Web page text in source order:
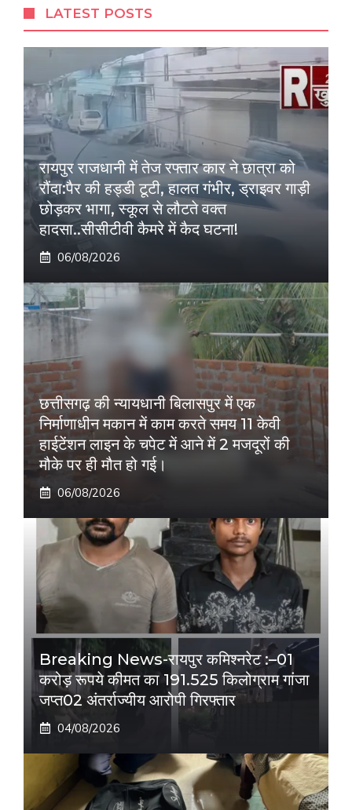
LATEST POSTS
रायपुर राजधानी में तेज रफ्तार कार ने छात्रा को
रौंदा:पैर की हड्डी टूटी, हालत गंभीर, ड्राइवर गाड़ी
छोड़कर भागा, स्कूल से लौटते वक्त
हादसा..सीसीटीवी कैमरे में कैद घटना!
06/08/2026
छत्तीसगढ़ की न्यायधानी बिलासपुर में एक
निर्माणाधीन मकान में काम करते समय 11 केवी
हाईटेंशन लाइन के चपेट में आने में 2 मजदूरों की
मौके पर ही मौत हो गई।
06/08/2026
Breaking News-रायपुर कमिश्नरेट :–01
करोड़ रूपये कीमत का 191.525 किलोग्राम गांजा
जप्त02 अंतर्राज्यीय आरोपी गिरफ्तार
04/08/2026